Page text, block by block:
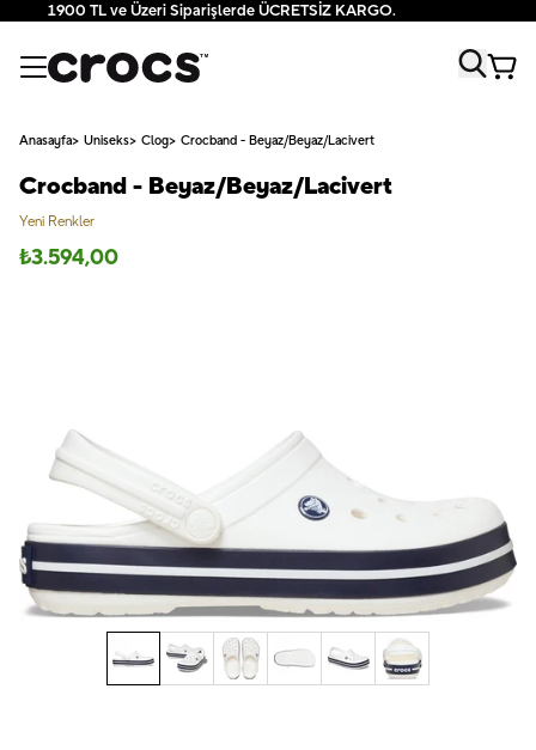
1900 TL ve Üzeri Siparişlerde ÜCRETSİZ KARGO.
Anasayfa Uniseks Clog Crocband - Beyaz/Beyaz/Lacivert
Crocband - Beyaz/Beyaz/Lacivert
Yeni Renkler
₺3.594,00